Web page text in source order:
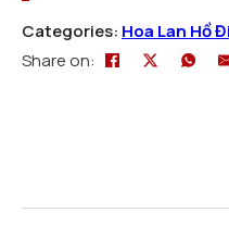
Categories: Hoa Lan Hồ
Share on: